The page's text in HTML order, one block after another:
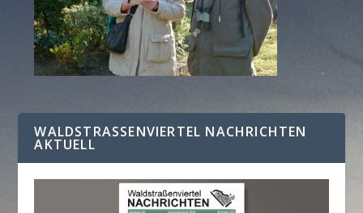
WALDSTRASSENVIERTEL NACHRICHTEN A
KTUELL